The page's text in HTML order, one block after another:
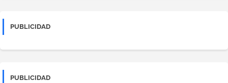
PUBLICIDAD
PUBLICIDAD